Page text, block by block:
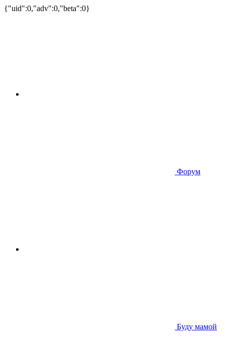
{"uid":0,"adv":0,"beta":0}
Форум
Буду мамой